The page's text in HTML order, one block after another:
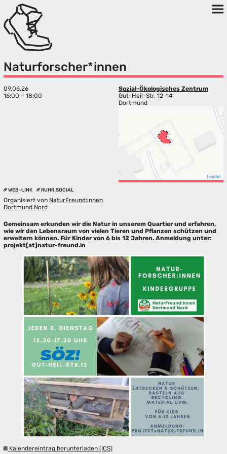
Naturforscher*innen
09.06.26
16:00 – 18:00
Sozial-Ökologisches Zentrum
Gut-Heil-Str. 12-14
Dortmund
Leaflet
WEB-LINK RUHR.SOCIAL
Organisiert von NaturFreund:innen
Dortmund Nord
Gemeinsam erkunden wir die Natur in unserem Quartier und erfahren,
wie wir den Lebensraum von vielen Tieren und Pflanzen schützen und
erweitern können. Für Kinder von 6 bis 12 Jahren. Anmeldung unter:
projekt[at]natur-freund.in
Kalendereintrag herunterladen (ICS)